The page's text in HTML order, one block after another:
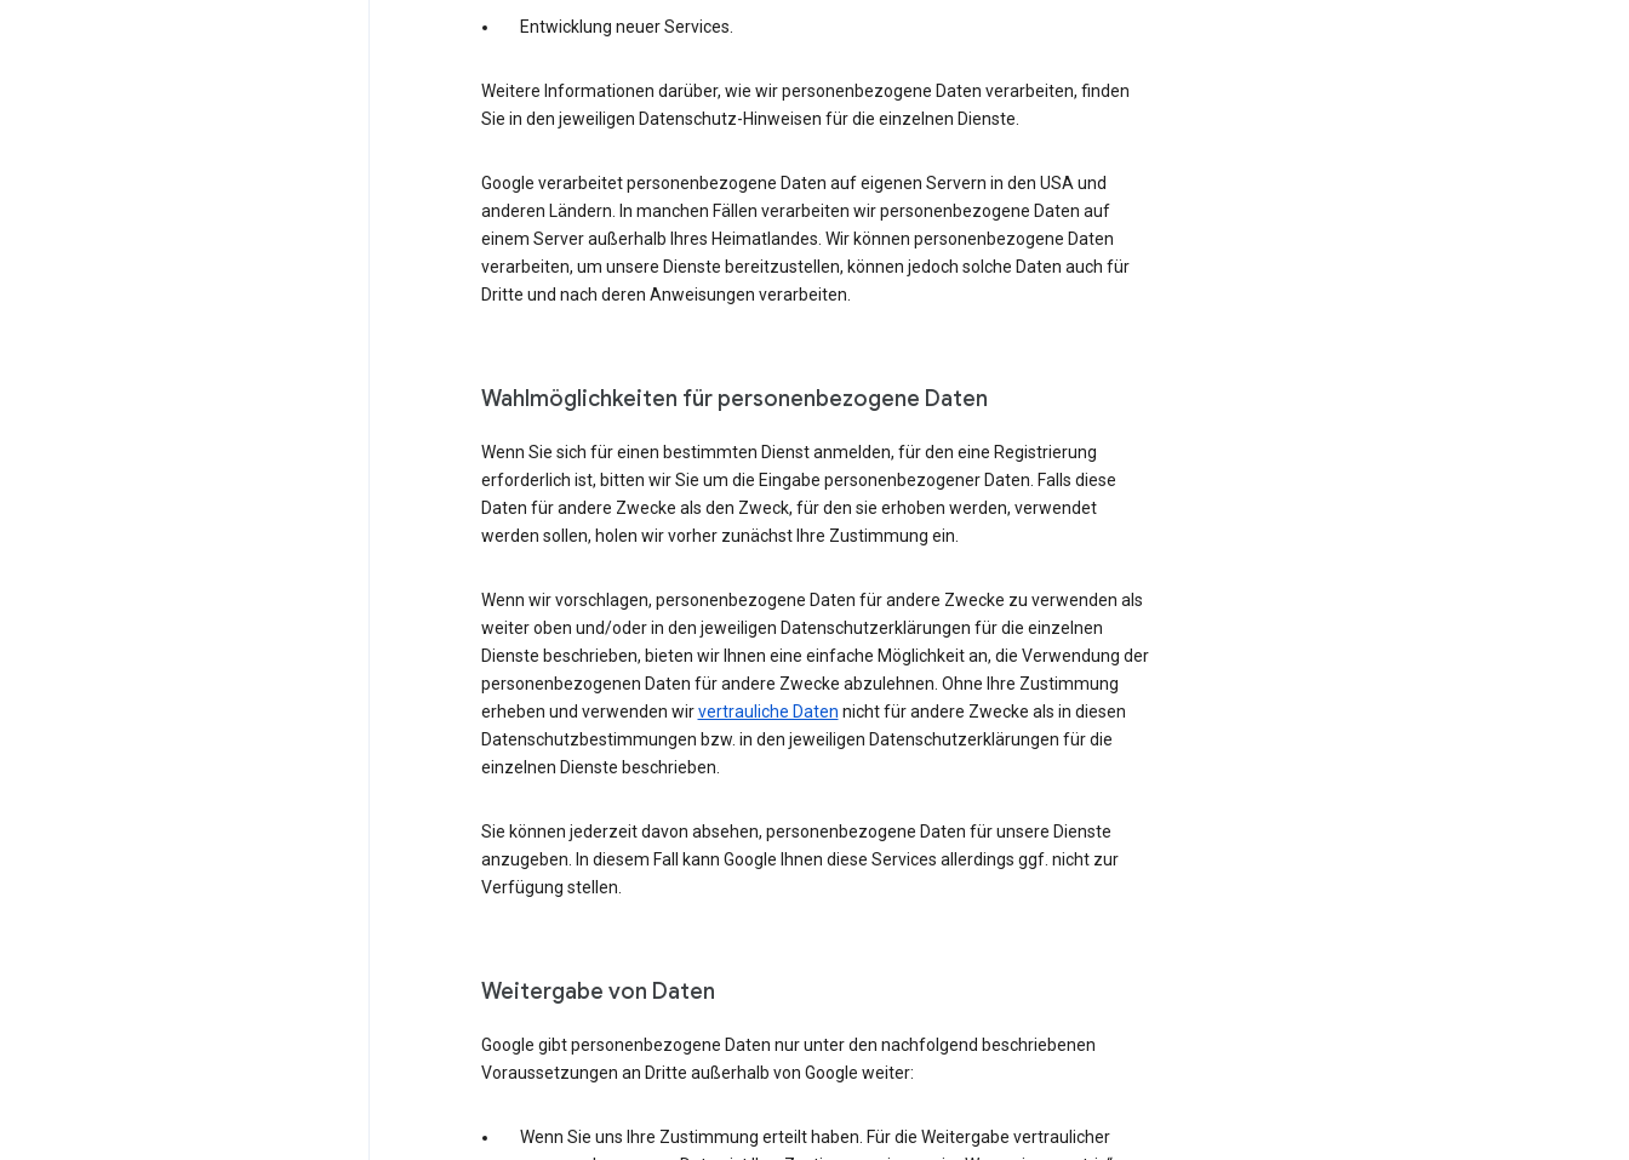
Entwicklung neuer Services.
Weitere Informationen darüber, wie wir personenbezogene Daten verarbeiten, finden
Sie in den jeweiligen Datenschutz-Hinweisen für die einzelnen Dienste.
Google verarbeitet personenbezogene Daten auf eigenen Servern in den USA und
anderen Ländern. In manchen Fällen verarbeiten wir personenbezogene Daten auf
einem Server außerhalb Ihres Heimatlandes. Wir können personenbezogene Daten
verarbeiten, um unsere Dienste bereitzustellen, können jedoch solche Daten auch für
Dritte und nach deren Anweisungen verarbeiten.
Wahlmöglichkeiten für personenbezogene Daten
Wenn Sie sich für einen bestimmten Dienst anmelden, für den eine Registrierung
erforderlich ist, bitten wir Sie um die Eingabe personenbezogener Daten. Falls diese
Daten für andere Zwecke als den Zweck, für den sie erhoben werden, verwendet
werden sollen, holen wir vorher zunächst Ihre Zustimmung ein.
Wenn wir vorschlagen, personenbezogene Daten für andere Zwecke zu verwenden als
weiter oben und/oder in den jeweiligen Datenschutzerklärungen für die einzelnen
Dienste beschrieben, bieten wir Ihnen eine einfache Möglichkeit an, die Verwendung der
personenbezogenen Daten für andere Zwecke abzulehnen. Ohne Ihre Zustimmung
erheben und verwenden wirvertrauliche Daten nicht für andere Zwecke als in diesen
Datenschutzbestimmungen bzw. in den jeweiligen Datenschutzerklärungen für die
einzelnen Dienste beschrieben.
Sie können jederzeit davon absehen, personenbezogene Daten für unsere Dienste
anzugeben. In diesem Fall kann Google Ihnen diese Services allerdings ggf. nicht zur
Verfügung stellen.
Weitergabe von Daten
Google gibt personenbezogene Daten nur unter den nachfolgend beschriebenen
Voraussetzungen an Dritte außerhalb von Google weiter:
Wenn Sie uns Ihre Zustimmung erteilt haben. Für die Weitergabe vertraulicher